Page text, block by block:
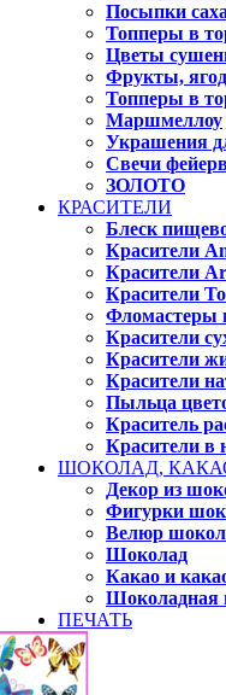
Посыпки
Топперы в
Цветы
Фрукты,
Топперы в
Маршмеллоу
Украшения
Свечи
ЗОЛОТО
КРАСИТЕЛИ
Блеск
Красители
Красители
Красители
Фломастеры
Красители
Красители
Красители
Пыльца
Краситель
Красители в
ШОКОЛАД,
Декор из
Фигурки
Велюр
Шоколад
Какао и
Шоколадная
ПЕЧАТЬ